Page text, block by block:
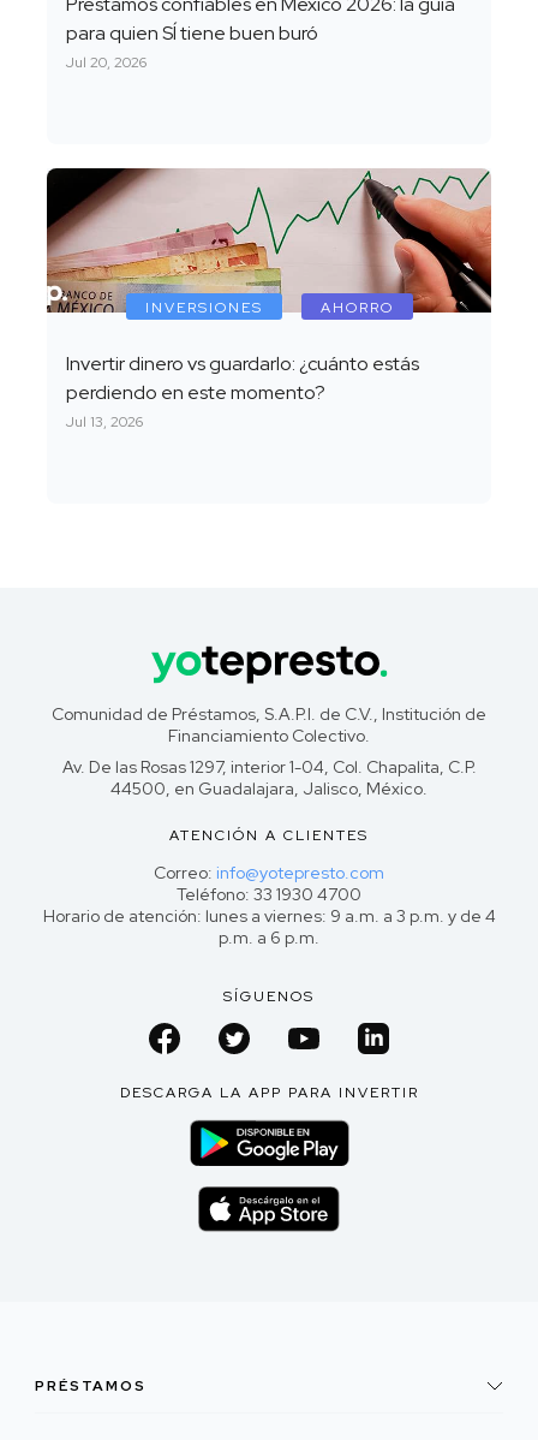
para quien SÍ tiene buen buró
Jul 20, 2026
INVERSIONES AHORRO
Invertir dinero vs guardarlo: ¿cuánto estás
perdiendo en este momento?
Jul 13, 2026
Comunidad de Préstamos, S.A.P.I. de C.V., Institución de
Financiamiento Colectivo.
Av. De las Rosas 1297, interior 1-04, Col. Chapalita, C.P.
44500, en Guadalajara, Jalisco, México.
ATENCIÓN A CLIENTES
Correo: info@yotepresto.com
Teléfono: 33 1930 4700
Horario de atención: lunes a viernes: 9 a.m. a 3 p.m. y de 4
p.m. a 6 p.m.
SÍGUENOS
DESCARGA LA APP PARA INVERTIR
PRÉSTAMOS